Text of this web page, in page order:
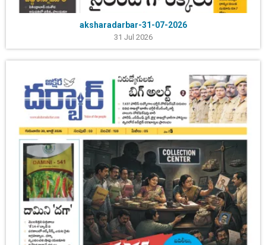
aksharadarbar-31-07-2026
31 Jul 2026